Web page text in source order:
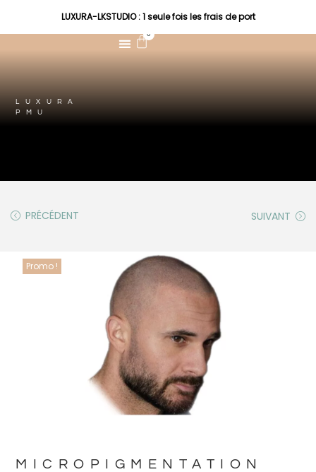
LUXURA-LKSTUDIO : 1 seule fois les frais de port
LUXURA
PMU
0
PRÉCÉDENT SUIVANT
MICROPIGMENTATION
Promo !